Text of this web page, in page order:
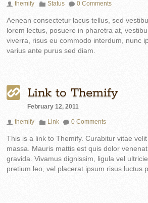
themify Status 0 Comments
Aenean consectetur lacus tellus, sed
lorem lectus, posuere in pharetra at,
viverra, risus eu commodo interdum, nunc
varius ante purus sed diam.
Link to Themify
February 12, 2011
themify Link 0 Comments
This is a link to Themify. Curabitur vitae
massa. Mauris mattis est quis dolor
gravida. Vivamus dignissim, ligula vel
pretium leo, vel placerat ipsum risus luctus